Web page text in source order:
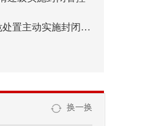
甘肃205省道抓好快速排危处置主动实施封闭管控
换一换